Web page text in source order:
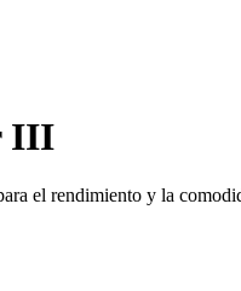
III
el rendimiento y la